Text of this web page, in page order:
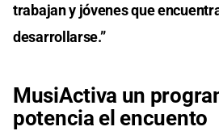
trabajan y jóvenes que
desarrollarse.”
MusiActiva un
potencia el encuento